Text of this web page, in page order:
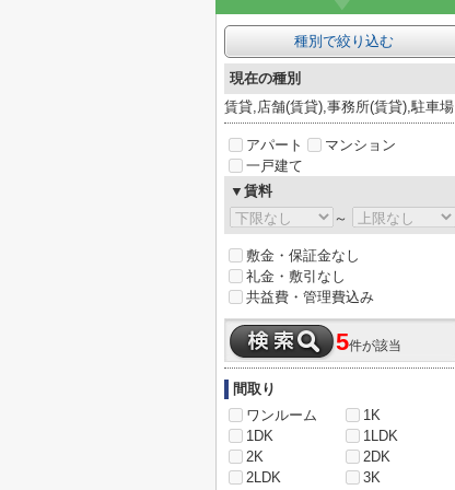
種別で絞り込む
現在の種別
賃貸,店舗(賃貸),事務所(賃貸),駐車場
アパート
マンション
一戸建て
▼賃料
～
敷金・保証金なし
礼金・敷引なし
共益費・管理費込み
5件が該当
間取り
ワンルーム
1K
1DK
1LDK
2K
2DK
2LDK
3K